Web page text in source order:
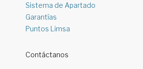
Sistema de Apartado
Garantías
Puntos Limsa
Contáctanos